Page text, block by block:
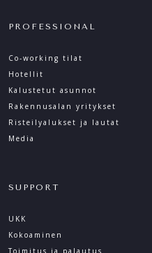
PROFESSIONAL
Co-working tilat
Hotellit
Kalustetut asunnot
Rakennusalan yritykset
Risteilyalukset ja lautat
Media
SUPPORT
UKK
Kokoaminen
Toimitus ja palautus